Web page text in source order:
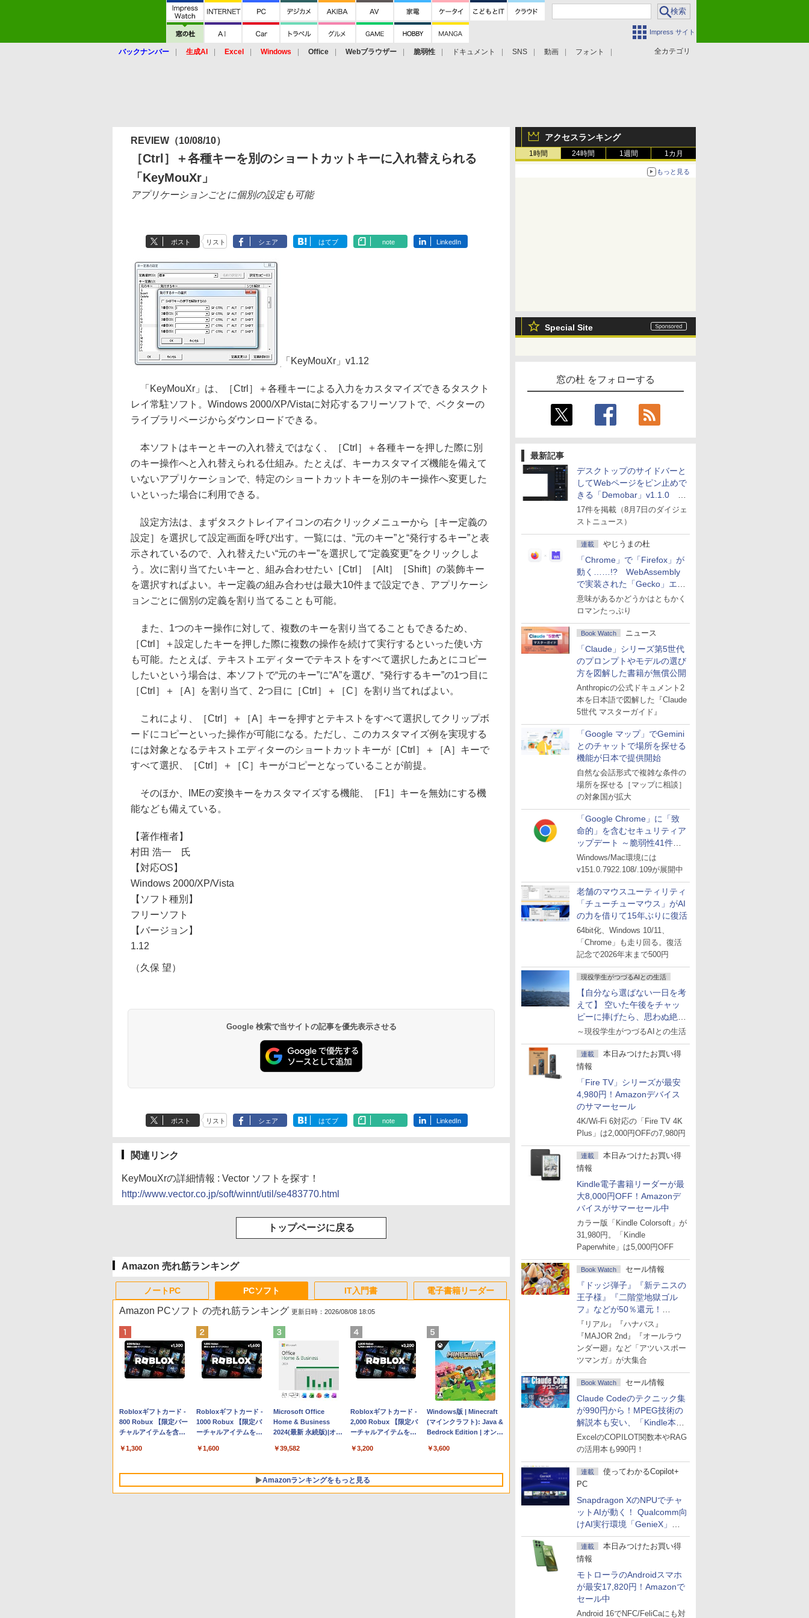
Impress サイト
全カテゴリ
バックナンバー 生成AI Excel Windows Office Webブラウザー 脆弱性 ドキュメント SNS 動画 フォント
アクセスランキング
1時間 24時間 1週間 1カ月
もっと見る
Special Site
窓の杜 をフォローする
最新記事
デスクトップのサイドバーと
してWebページをピン止めで
きる「Demobar」v1.1.0 ほ
か
17件を掲載（8月7日のダイジェ
ストニュース）
連載 やじうまの杜
「Chrome」で「Firefox」が
動く……!? WebAssembly
で実装された「Gecko」エン
ジン
意味があるかどうかはともかく
ロマンたっぷり
Book Watch ニュース
「Claude」シリーズ第5世代
のプロンプトやモデルの選び
方を図解した書籍が無償公開
Anthropicの公式ドキュメント2
本を日本語で図解した『Claude
5世代 マスターガイド』
「Google マップ」でGemini
とのチャットで場所を探せる
機能が日本で提供開始
自然な会話形式で複雑な条件の
場所を探せる［マップに相談］
の対象国が拡大
「Google Chrome」に「致
命的」を含むセキュリティア
ップデート ～脆弱性41件に
対処
Windows/Mac環境には
v151.0.7922.108/.109が展開中
老舗のマウスユーティリティ
「チューチューマウス」がAI
の力を借りて15年ぶりに復活
64bit化、Windows 10/11、
「Chrome」も走り回る。復活
記念で2026年末まで500円
現役学生がつづるAIとの生活
【自分なら選ばない一日を考
えて】 空いた午後をチャッ
ピーに捧げたら、思わぬ絶景
に出会った話
～現役学生がつづるAIとの生活
連載
本日みつけたお買い得
情報
「Fire TV」シリーズが最安
4,980円！Amazonデバイス
のサマーセール
4K/Wi-Fi 6対応の「Fire TV 4K
Plus」は2,000円OFFの7,980円
連載
本日みつけたお買い得
情報
Kindle電子書籍リーダーが最
大8,000円OFF！Amazonデ
バイスがサマーセール中
カラー版「Kindle Colorsoft」が
31,980円。「Kindle
Paperwhite」は5,000円OFF
Book Watch セール情報
『ドッジ弾子』『新テニスの
王子様』『二階堂地獄ゴル
フ』などが50％還元！
Amazonマンガ週末セール
『リアル』『ハナバス』
『MAJOR 2nd』『オールラウ
ンダー廻』など「アツいスポー
ツマンガ」が大集合
Book Watch セール情報
Claude Codeのテクニック集
が990円から！MPEG技術の
解説本も安い、「Kindle本サ
マーセール」第2弾開始！
ExcelのCOPILOT関数本やRAG
の活用本も990円！
連載
使ってわかるCopilot+
PC
Snapdragon XのNPUでチャ
ットAIが動く！ Qualcomm向
けAI実行環境「GenieX」を
試してみた
連載
本日みつけたお買い得
情報
モトローラのAndroidスマホ
が最安17,820円！Amazonで
セール中
Android 16でNFC/FeliCaにも対
REVIEW （10/08/10）
［Ctrl］＋各種キーを別のショートカットキーに入れ替えられる
「KeyMouXr」
アプリケーションごとに個別の設定も可能
ポスト リスト シェア はてブ note LinkedIn
「KeyMouXr」v1.12
「KeyMouXr」は、［Ctrl］＋各種キーによる入力をカスタマイズできるタスクト
レイ常駐ソフト。Windows 2000/XP/Vistaに対応するフリーソフトで、ベクターの
ライブラリページからダウンロードできる。
本ソフトはキーとキーの入れ替えではなく、［Ctrl］＋各種キーを押した際に別
のキー操作へと入れ替えられる仕組み。たとえば、キーカスタマイズ機能を備えて
いないアプリケーションで、特定のショートカットキーを別のキー操作へ変更した
いといった場合に利用できる。
設定方法は、まずタスクトレイアイコンの右クリックメニューから［キー定義の
設定］を選択して設定画面を呼び出す。一覧には、“元のキー”と“発行するキー”と表
示されているので、入れ替えたい“元のキー”を選択して“定義変更”をクリックしよ
う。次に割り当てたいキーと、組み合わせたい［Ctrl］［Alt］［Shift］の装飾キー
を選択すればよい。キー定義の組み合わせは最大10件まで設定でき、アプリケーシ
ョンごとに個別の定義を割り当てることも可能。
また、1つのキー操作に対して、複数のキーを割り当てることもできるため、
［Ctrl］＋設定したキーを押した際に複数の操作を続けて実行するといった使い方
も可能。たとえば、テキストエディターでテキストをすべて選択したあとにコピー
したいという場合は、本ソフトで“元のキー”に“A”を選び、“発行するキー”の1つ目に
［Ctrl］＋［A］を割り当て、2つ目に［Ctrl］＋［C］を割り当てればよい。
これにより、［Ctrl］＋［A］キーを押すとテキストをすべて選択してクリップボ
ードにコピーといった操作が可能になる。ただし、このカスタマイズ例を実現する
には対象となるテキストエディターのショートカットキーが［Ctrl］＋［A］キーで
すべて選択、［Ctrl］＋［C］キーがコピーとなっていることが前提。
そのほか、IMEの変換キーをカスタマイズする機能、［F1］キーを無効にする機
能なども備えている。
【著作権者】
村田 浩一 氏
【対応OS】
Windows 2000/XP/Vista
【ソフト種別】
フリーソフト
【バージョン】
1.12
（久保 望）
Google 検索で当サイトの記事を優先表示させる
ポスト リスト シェア はてブ note LinkedIn
関連リンク
KeyMouXrの詳細情報 : Vector ソフトを探す！
http://www.vector.co.jp/soft/winnt/util/se483770.html
トップページに戻る
Amazon 売れ筋ランキング
ノートPC
Apple 2026 MacBook
Neo A18 Proチップ搭
載13インチノートブッ
Intelligenceのために設
スプレイ、8GBユニフ
SSDストレージ、
￥131,111
tomtoc 360°保護 15.6
16インチ パソコンケー
ス Dell NEC Lavie
Lenovo対応
￥2,952
Apple 2026 MacBook
Air M5チップ搭載13イ
ンチノートブック：AI
13.6インチLiquid
16GBユニファイドメモ
リ、1TB SSDストレー
ジ、12MPセンターフレ
￥278,800
【Amazon.co.jp限定】
HP ノートパソコン 15-
fd 15.6インチ 16GBメ
テル Core 5
￥129,800
FMV ノートパソコン
WE1-K3 (MS 365
Personal/Copilotキー搭
i5/16GB/SSD 512GB/ホ
FMVWK3E15W_AZ
￥139,880
PCソフト
Amazon PCソフト の売れ筋ランキング 更新日時：2026/08/08 18:05
Robloxギフトカード -
800 Robux 【限定バー
チャルアイテムを含
ムコード】 ロブロック
版
￥1,300
Robloxギフトカード -
1000 Robux 【限定バ
ーチャルアイテムを含
ムコード】 ロブロック
￥1,600
Microsoft Office
Home & Business
2024(最新 永続版)|オン
版|Windows11、
￥39,582
Robloxギフトカード -
2,000 Robux 【限定バ
ーチャルアイテムを含
ムコード】 ロブロック
版
￥3,200
Windows版 | Minecraft
(マインクラフト): Java &
Bedrock Edition | オンラ
￥3,600
Amazonランキングをもっと見る
IT入門書 電子書籍リーダー